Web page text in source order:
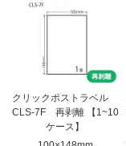
クリックポストラベル
CLS-7F 再剥離 【1~10
ケース】